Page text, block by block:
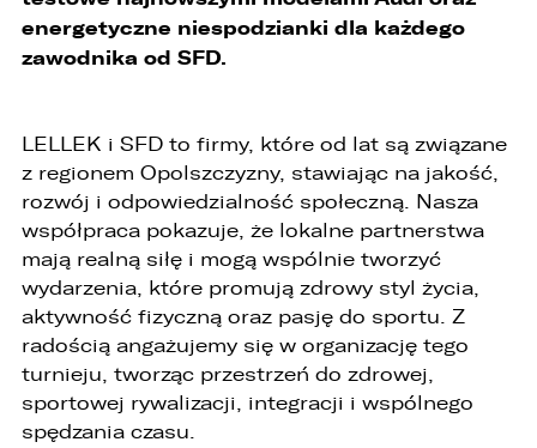
energetyczne niespodzianki dla każdego
zawodnika od SFD.
LELLEK i SFD to firmy, które od lat są związane
z regionem Opolszczyzny, stawiając na jakość,
rozwój i odpowiedzialność społeczną. Nasza
współpraca pokazuje, że lokalne partnerstwa
mają realną siłę i mogą wspólnie tworzyć
wydarzenia, które promują zdrowy styl życia,
aktywność fizyczną oraz pasję do sportu. Z
radością angażujemy się w organizację tego
turnieju, tworząc przestrzeń do zdrowej,
sportowej rywalizacji, integracji i wspólnego
spędzania czasu.
2. Posiadają Państwo prawo do żądania od
administratora dostępu do danych osobowych,
przenoszenia danych, jak również prawo do
cofnięcia zgody w dowolnym momencie bez
wpływu na zgodność z prawem przetwarzania,
którego dokonano na podstawie zgody przed
jej cofnięciem
3. Mają Państwo prawo do wniesienia skargi do
Prezesa Urzędu Ochrony Danych Osobowych
(PUODO) w uzasadnionych przypadkach
stwierdzenia przetwarzania Państwa danych
niezgodnego z prawem.
4. Podanie danych osobowych jest
dobrowolne, jednakże Ich brak uniemożliwi
realizację powyższych celów oraz kontakt z